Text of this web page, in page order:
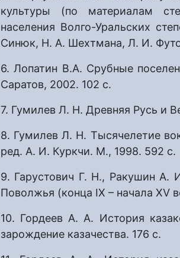
культуры (по материалам
населения Волго-Уральских
Синюк, Н. А. Шехтмана, Л. И.
6. Лопатин В.А. Срубные
Саратов, 2002. 102 с.
7. Гумилев Л. Н. Древняя Русь и
8. Гумилев Л. Н. Тысячелетие
ред. А. И. Куркчи. М., 1998. 592 с.
9. Гарустович Г. Н., Ракушин А.
Поволжья (конца IX – начала XV
10. Гордеев А. А. История
зарождение казачества. 176 с.